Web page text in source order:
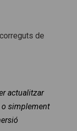
de
actualitzar
simplement